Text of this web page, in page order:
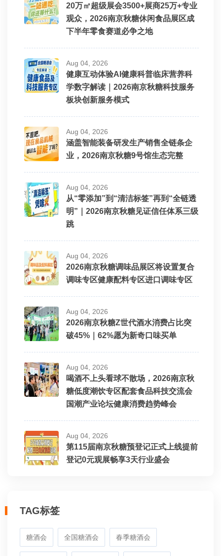
20万㎡超级展会3500+展商25万+专业
观众，2026南京秋糖休闲食品展区成
下半年零食赛道必争之地
Aug 04, 2026
健康互动体验AI健康科普临床营养科
学数字解读｜2026南京秋糖科技服务
板块创新服务模式
Aug 04, 2026
涵盖智能装备研发生产销售全链条企
业，2026南京秋糖9号馆生态完整
Aug 04, 2026
从“零添加”到“清洁标签”再到“全链透
明”｜2026南京秋糖见证信任体系三级
跳
Aug 04, 2026
2026南京秋糖调味品展区将设置复合
调味专区健康配料专区进口调味专区
Aug 04, 2026
2026南京秋糖Z世代酒水消费占比突
破45%｜62%愿为新奇口味买单
Aug 04, 2026
喝酒不上头看球不散场，2026南京秋
糖低度潮饮专区配套食品科技交流会
国潮产业论坛健康消费趋势峰会
Aug 04, 2026
第115届南京秋糖预登记正式上线提前
登记0元观展畅享3天行业盛会
TAG标签
糖酒会 全国糖酒会 春季糖酒会